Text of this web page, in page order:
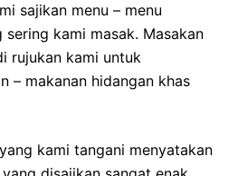
sajikan menu – menu
kami masak. Masakan
rujukan kami untuk
– makanan hidangan khas
kami tangani menyatakan